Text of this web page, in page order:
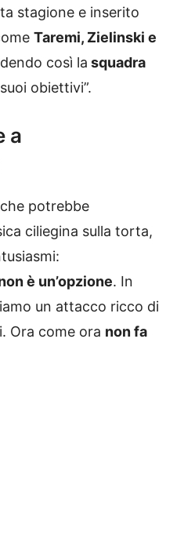
stagione e inserito
Taremi, Zielinski e
così la squadra
obiettivi”.
a
potrebbe
ciliegina sulla torta,
è un’opzione. In
un attacco ricco di
Ora come ora non fa